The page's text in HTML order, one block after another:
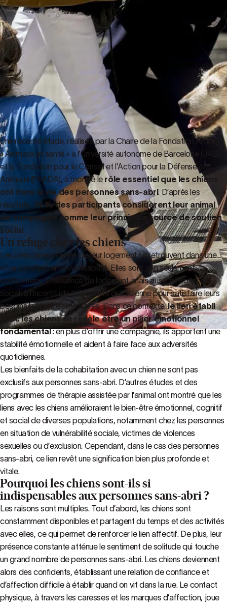
Une récente étude, réalisée par la Chaire de la Fondation Affinity
« Animaux et santé » à l’Université autonome de Barcelone (UAB)
et la Fondation pour le Conseil et l’Action pour la Défense des
Animaux (FAADA), a montré le rôle essentiel que les chiens
ont dans la vie des personnes sans-abri. D’après les
résultats, 74 % des participants considèrent leur animal
de compagnie comme leur principale source de soutien
social.
Un refuge chez les chiens
Les personnes privées de leur logement se retrouvent dans une
situation d’extrême vulnérabilité. Elles sont non seulement
confrontées à l’absence de logement, mais aussi à l’isolement
social, à l’incertitude et à la lutte quotidienne pour satisfaire leurs
besoins les plus élémentaires. Dans ce contexte,le lien établi
avec les chiens se révèle être un pilier émotionnel
fondamental: en plus d’offrir une compagnie, ils apportent une
stabilité émotionnelle et aident à faire face aux adversités
quotidiennes.
Les bienfaits de la cohabitation avec un chien ne sont pas
exclusifs aux personnes sans-abri. D’autres études et des
programmes de thérapie assistée par l’animal ont montré que les
liens avec les chiens amélioraient le bien-être émotionnel, cognitif
et social de diverses populations, notamment chez les personnes
en situation de vulnérabilité sociale, victimes de violences
sexuelles ou d’exclusion. Cependant, dans le cas des personnes
sans-abri, ce lien revêt une signification bien plus profonde et
vitale.
Pourquoi les chiens sont-ils si
indispensables aux personnes sans-abri ?
Les raisons sont multiples. Tout d’abord, les chiens sont
constamment disponibles et partagent du temps et des activités
avec elles, ce qui permet de renforcer le lien affectif. De plus, leur
présence constante atténue le sentiment de solitude qui touche
un grand nombre de personnes sans-abri. Les chiens deviennent
alors des confidents, établissant une relation de confiance et
d’affection difficile à établir quand on vit dans la rue. Le contact
physique, à travers les caresses et les marques d’affection, joue